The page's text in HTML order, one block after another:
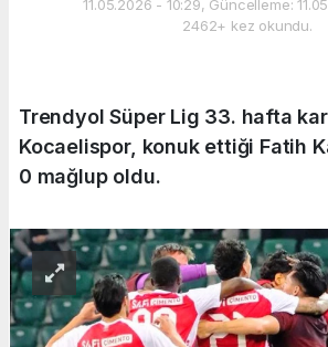
11.05.2026 - 10:29, Güncelleme:
2462+ kez okundu.
Trendyol Süper Lig 33. hafta
Kocaelispor, konuk ettiği Fatih
0 mağlup oldu.